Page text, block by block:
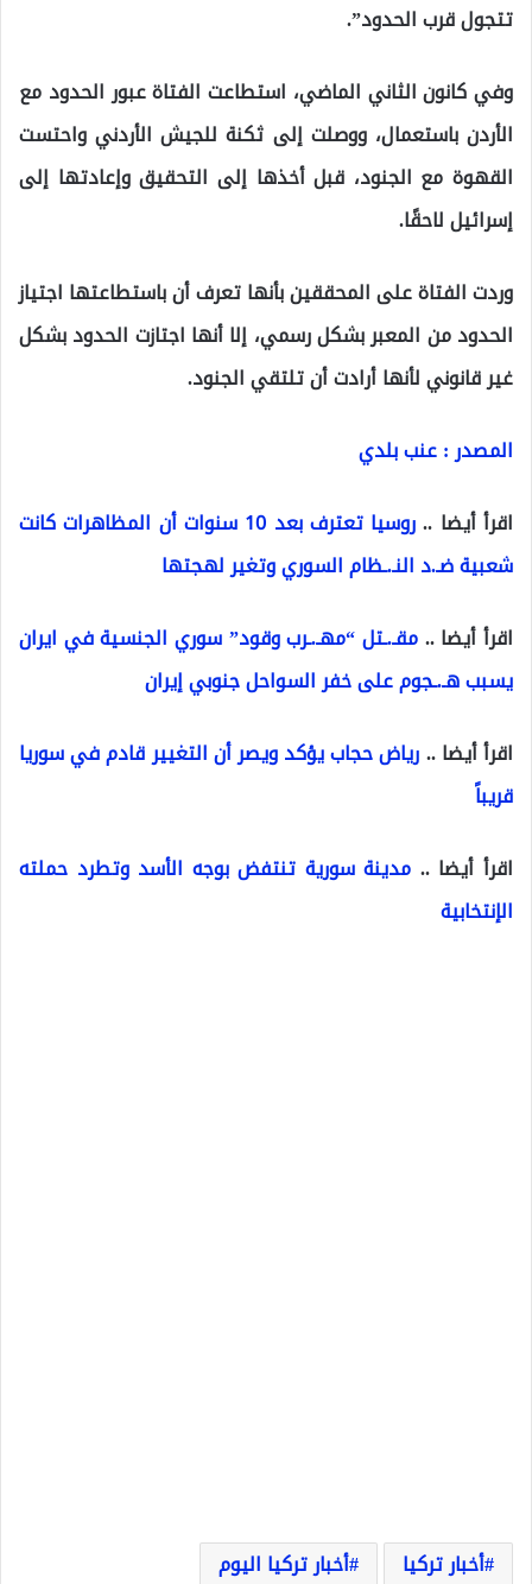
تتجول قرب الحدود”.
وفي كانون الثاني الماضي، استطاعت الفتاة عبور الحدود مع
الأردن باستعمال، ووصلت إلى ثكنة للجيش الأردني واحتست
القهوة مع الجنود، قبل أخذها إلى التحقيق وإعادتها إلى
إسرائيل لاحقًا.
وردت الفتاة على المحققين بأنها تعرف أن باستطاعتها اجتياز
الحدود من المعبر بشكل رسمي، إلا أنها اجتازت الحدود بشكل
غير قانوني لأنها أرادت أن تلتقي الجنود.
المصدر : عنب بلدي
اقرأ أيضا ..
روسيا تعترف بعد 10 سنوات أن المظاهرات كانت
شعبية ضـ.د النـ.ـظام السوري وتغير لهجتها
اقرأ أيضا ..مقـ.ـتل “مهـ.ـرب وقود” سوري الجنسية في ايران
يسبب هـ.ـجوم على خفر السواحل جنوبي إيران
اقرأ أيضا ..رياض حجاب يؤكد ويصر أن التغيير قادم في سوريا
قريباً
اقرأ أيضا .. مدينة سورية تنتفض بوجه الأسد وتطرد حملته
الإنتخابية
أخبار تركيا
أخبار تركيا اليوم